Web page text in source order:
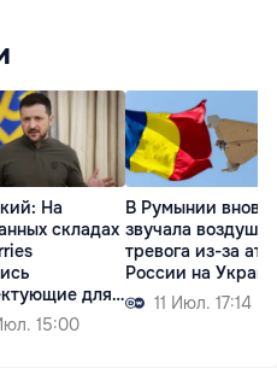
На
складах
для
15:00
В Румынии вновь
звучала
тревога из-за
России на
11 Июл. 17:14